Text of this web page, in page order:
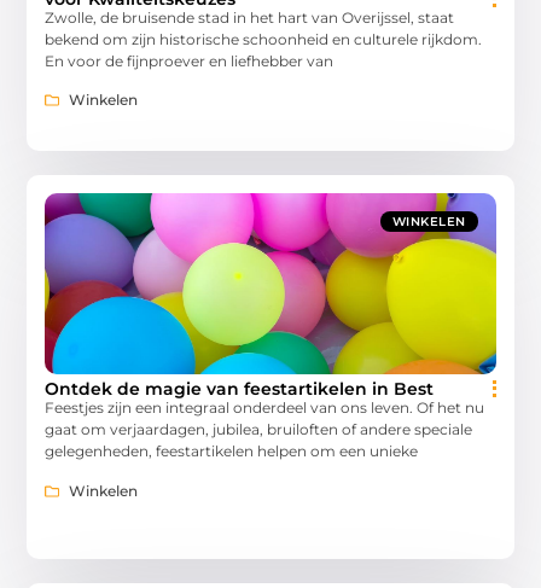
Zwolle, de bruisende stad in het hart van Overijssel, staat
bekend om zijn historische schoonheid en culturele rijkdom.
En voor de fijnproever en liefhebber van
Winkelen
WINKELEN
Ontdek de magie van feestartikelen in Best
Feestjes zijn een integraal onderdeel van ons leven. Of het nu
gaat om verjaardagen, jubilea, bruiloften of andere speciale
gelegenheden, feestartikelen helpen om een unieke
Winkelen